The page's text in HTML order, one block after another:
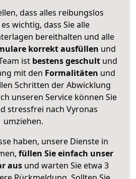
dass alles reibungslos
wichtig, dass Sie alle
bereithalten und alle
korrekt ausfüllen und
ist bestens geschult und
mit den Formalitäten und
Schritten der Abwicklung
unseren Service können Sie
stressfrei nach Vyronas
umziehen.
haben, unsere Dienste in
füllen Sie einfach unser
ausund warten Sie etwa 3